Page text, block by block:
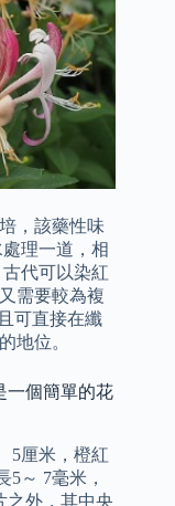
，該藥性味
理一道，相
代可以染紅
需要較為複
可直接在纖
地位。
一個簡單的花
5厘米，橙紅
～ 7毫米，
之外，其中央